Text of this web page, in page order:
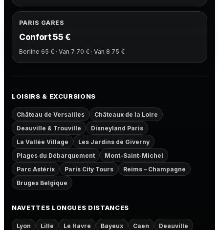
PARIS GARES
Confort 55 €
Berline 65 € · Van 7 70 € · Van 8 75 €
LOISIRS & EXCURSIONS
Château de Versailles
Châteaux de la Loire
Deauville & Trouville
Disneyland Paris
La Vallée Village
Les Jardins de Giverny
Plages du Débarquement
Mont-Saint-Michel
Parc Astérix
Paris City Tours
Reims – Champagne
Bruges Belgique
NAVETTES LONGUES DISTANCES
Lyon Lille Le Havre Bayeux Caen
Deauville